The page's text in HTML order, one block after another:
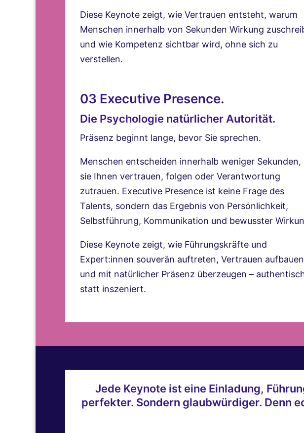
Diese Keynote zeigt, wie Vertrauen entsteht, warum
Menschen innerhalb von Sekunden Wirkung
und wie Kompetenz sichtbar wird, ohne sich zu
verstellen.
03 Executive Presence.
Die Psychologie natürlicher Autorität.
Präsenz beginnt lange, bevor Sie sprechen.
Menschen entscheiden innerhalb weniger Sekunden,
sie Ihnen vertrauen, folgen oder Verantwortung
zutrauen. Executive Presence ist keine Frage des
Talents, sondern das Ergebnis von Persönlichkeit,
Selbstführung, Kommunikation und bewusster
Diese Keynote zeigt, wie Führungskräfte und
Expert:innen souverän auftreten, Vertrauen aufbauen
und mit natürlicher Präsenz überzeugen –
statt inszeniert.
Jede Keynote ist eine Einladung,
perfekter. Sondern glaubwürdiger. Denn